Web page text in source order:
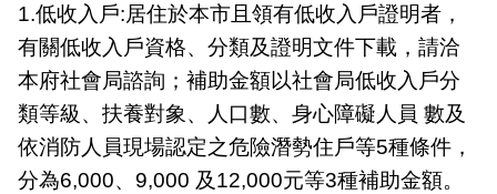
聯
絡
資
訊
相
1.低收入戶:居住於本市且領有低收入戶證明者，
有關低收入戶資格、分類及證明文件下載，請洽
本府社會局諮詢；補助金額以社會局低收入戶分
類等級、扶養對象、人口數、身心障礙人員 數及
依消防人員現場認定之危險潛勢住戶等5種條件，
分為6,000、9,000 及12,000元等3種補助金額。